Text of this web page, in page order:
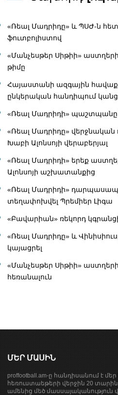
«Ռեալ Մադրիդը» և ՊՍԺ-ն
ֆուտբոլիստով
«Մանչեսթեր Սիթիի»
թիմը
Հայաստանի ազգային
ընկերական հանդիպում
«Ռեալ Մադրիդի» պաշտպանը
«Ռեալ Մադրիդը» վերջնական
Խաբի Ալոնսոյի վերաբերյալ
«Ռեալ Մադրիդի» երեք
Ալոնսոյի աշխատանքից
«Ռեալ Մադրիդի»
տեղափոխվել Պրեմիեր Լիգա
«Բավարիան» ռեկորդ կգրանցի
«Ռեալ Մադրիդը» և
կայացրել
«Մանչեսթեր Սիթիի»
հեռանալուն
ՄԵՐ ՄԱՍԻՆ
proffootball.am-ը հանդիսանում է
հեռուստաեթերի վերջին 20
ամենից մեծ մասսայականություն